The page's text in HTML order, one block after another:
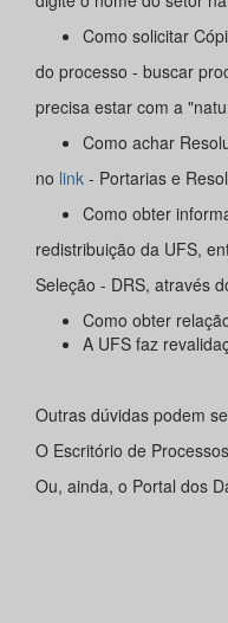
Como solicitar
do processo - buscar
precisa estar com a
Como achar
no link - Portarias e
Como obter
redistribuição da UFS,
Seleção - DRS, através
Como obter
A UFS faz
Outras dúvidas podem
O Escritório de
Ou, ainda, o Portal dos